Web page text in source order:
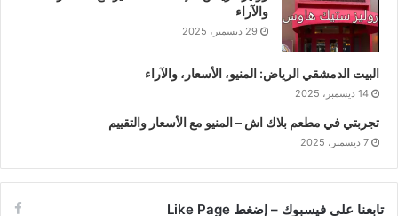
والآراء
29 ديسمبر، 2025
البيت الدمشقي الرياض: المنيو، الأسعار، والآراء
14 ديسمبر، 2025
تجربتي في مطعم بلاك اش – المنيو مع الأسعار والتقييم
7 ديسمبر، 2025
تابعنا على فيسبوك – إضغط Like Page